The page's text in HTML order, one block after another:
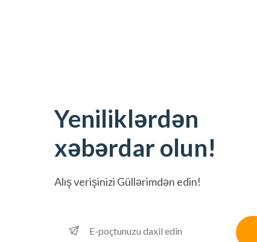
Yeniliklərdən
xəbərdar olun!
Alış verişinizi Güllərimdən edin!